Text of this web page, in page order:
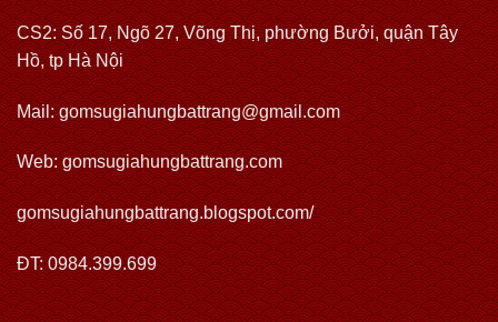
CS2: Số 17, Ngõ 27, Võng Thị, phường Bưởi, quận Tây
Hồ, tp Hà Nội
Mail: gomsugiahungbattrang@gmail.com
Web:gomsugiahungbattrang.com
gomsugiahungbattrang.blogspot.com/
ĐT: 0984.399.699